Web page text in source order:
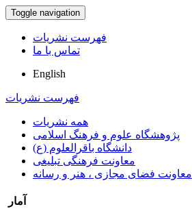
Toggle navigation
فهرست نشریات
تماس با ما
English
فهرست نشریات
همه نشریات
پژوهشگاه علوم و فرهنگ اسلامی
دانشگاه باقرالعلوم (ع)
معاونت فرهنگی تبلیغی
معاونت فضای مجازی ، هنر و رسانه
آمار